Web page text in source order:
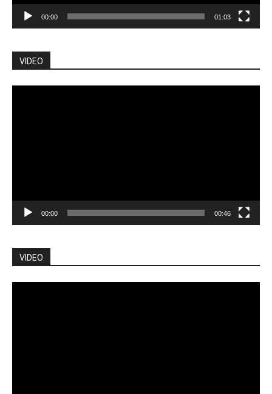
00:00 01:03
VIDEO
00:00 00:46
VIDEO